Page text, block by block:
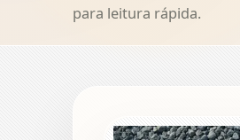
para leitura rápida.